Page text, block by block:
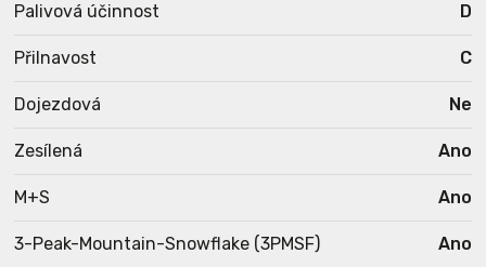
Palivová účinnost D
Přilnavost C
Dojezdová Ne
Zesílená Ano
M+S Ano
3-Peak-Mountain-Snowflake (3PMSF) Ano